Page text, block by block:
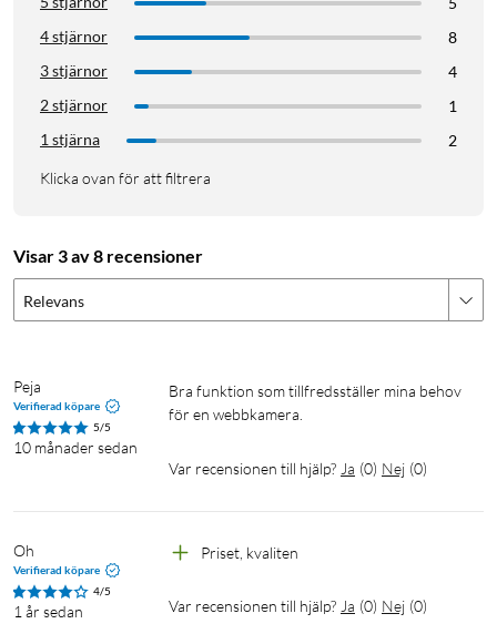
4 stjärnor
8
3 stjärnor
4
2 stjärnor
1
1 stjärna
2
Klicka ovan för att filtrera
Visar 3 av 8 recensioner
Relevans
Peja
Verifierad köpare
5/5
10 månader sedan
Bra funktion som tillfredsställer mina behov
för en webbkamera.
Var recensionen till hjälp? Ja (0) Nej (0)
Oh
Verifierad köpare
4/5
1 år sedan
Priset, kvaliten
Var recensionen till hjälp? Ja (0) Nej (0)